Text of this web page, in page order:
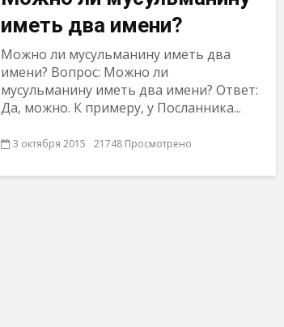
иметь два имени?
Можно ли мусульманину иметь два
имени? Вопрос: Можно ли
мусульманину иметь два имени? Ответ:
Да, можно. К примеру, у Посланника...
3 октября 2015 21748 Просмотрено